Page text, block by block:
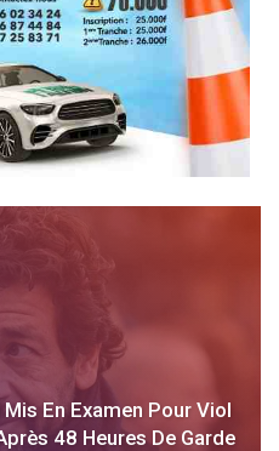
En Examen Pour Viol
48 Heures De Garde